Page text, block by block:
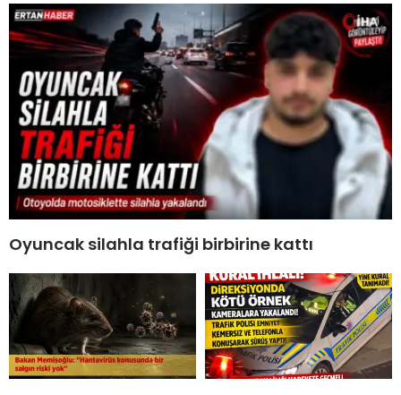
Oyuncak silahla trafiği birbirine kattı